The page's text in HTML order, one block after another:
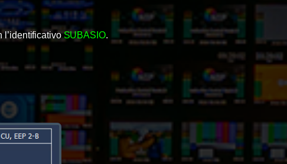
l’identificativoSUBASIO.